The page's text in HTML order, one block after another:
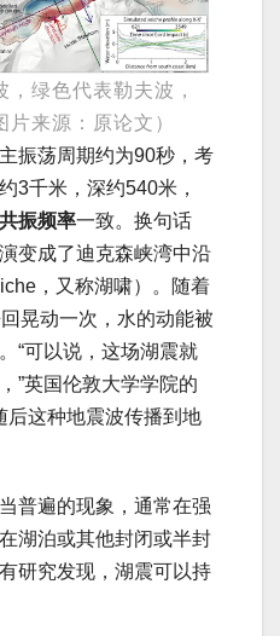
绿色代表勒夫波，
来源：原论文）
振荡周期约为90秒，考
3千米，深约540米，
共振频率一致。换句话
变成了迪克森峡湾中沿
，又称湖啸）。随着
晃动一次，水的动能被
“可以说，这场湖震就
”英国伦敦大学学院的
后这种地震波传播到地
普遍的现象，通常在强
湖泊或其他封闭或半封
研究发现，湖震可以持